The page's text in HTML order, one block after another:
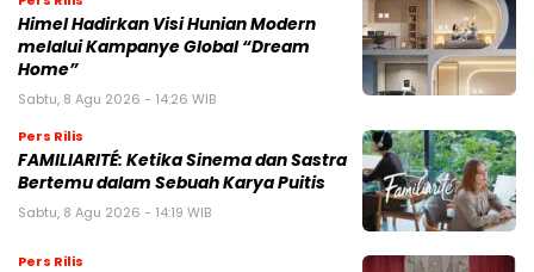
Himel Hadirkan Visi Hunian Modern
melalui Kampanye Global “Dream
Home”
Sabtu, 8 Agu 2026 - 14:26 WIB
Pers Rilis
FAMILIARITÉ: Ketika Sinema dan Sastra
Bertemu dalam Sebuah Karya Puitis
Sabtu, 8 Agu 2026 - 14:19 WIB
Pers Rilis